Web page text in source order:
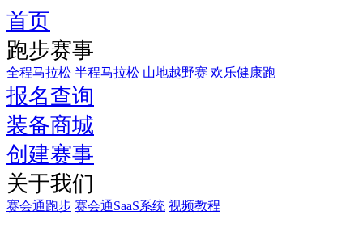
“趣
跑
吧
东
安
湖-2026
哪
吒
快
首页
跑步赛事
全程马拉松 半程马拉松 山地越野赛 欢乐健康跑
报名查询
装备商城
创建赛事
关于我们
赛会通跑步 赛会通SaaS系统 视频教程